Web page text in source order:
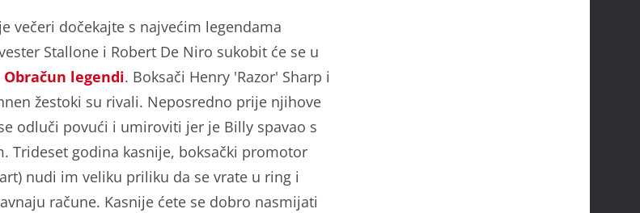
večeri dočekajte s najvećim legendama
Stallone i Robert De Niro sukobit će se u
Obračun legendi. Boksači Henry 'Razor' Sharp i
žestoki su rivali. Neposredno prije njihove
odluči povući i umiroviti jer je Billy spavao s
Trideset godina kasnije, boksački promotor
nudi im veliku priliku da se vrate u ring i
račune. Kasnije ćete se dobro nasmijati